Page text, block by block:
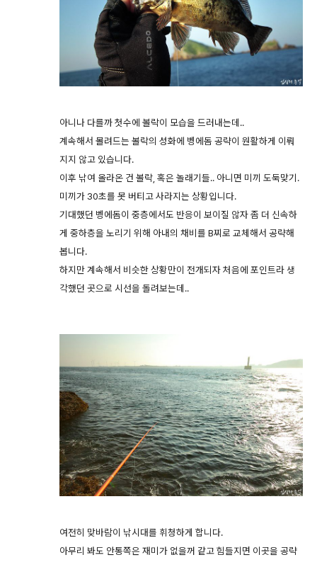
아니나 다를까 첫수에 볼락이 모습을 드러내는데..
계속해서 몰려드는 볼락의 성화에 벵에돔 공략이 원활하게 이뤄
지지 않고 있습니다.
이후 낚여 올라온 건 볼락, 혹은 놀래기들.. 아니면 미끼 도둑맞기.
미끼가 30초를 못 버티고 사라지는 상황입니다.
기대했던 벵에돔이 중층에서도 반응이 보이질 않자 좀 더 신속하
게 중하층을 노리기 위해 아내의 채비를 B찌로 교체해서 공략해
봅니다.
하지만 계속해서 비슷한 상황만이 전개되자 처음에 포인트라 생
각했던 곳으로 시선을 돌려보는데..
여전히 맞바람이 낚시대를 휘청하게 합니다.
아무리 봐도 안통쪽은 재미가 없을꺼 같고 힘들지면 이곳을 공략